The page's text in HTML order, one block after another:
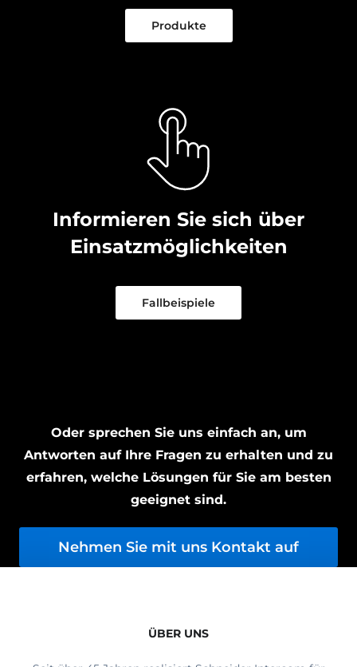
Produkte
Informieren Sie sich über
Einsatzmöglichkeiten
Fallbeispiele
Oder sprechen Sie uns einfach an, um
Antworten auf Ihre Fragen zu erhalten und zu
erfahren, welche Lösungen für Sie am besten
geeignet sind.
Nehmen Sie mit uns Kontakt auf
ÜBER UNS